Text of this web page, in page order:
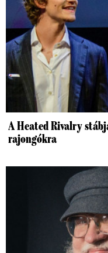
A Heated Rivalry
rajongókra